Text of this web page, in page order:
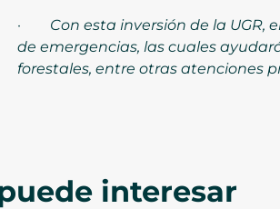
· Con esta inversión de la
de emergencias, las cuales
forestales, entre otras atenciones
interesar